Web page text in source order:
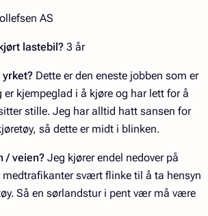
AS
lastebil? 3 år
yrket? Dette er den eneste jobben som er
kjempeglad i å kjøre og har lett for å
stille. Jeg har alltid hatt sansen for
så dette er midt i blinken.
/ veien? Jeg kjører endel nedover på
medtrafikanter svært flinke til å ta hensyn
Så en sørlandstur i pent vær må være